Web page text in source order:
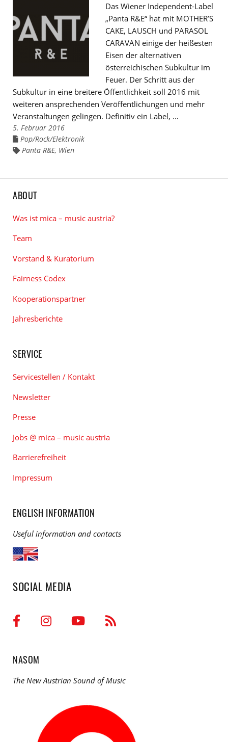
Das Wiener Independent-Label
„Panta R&E“ hat mit MOTHER’S
CAKE, LAUSCH und PARASOL
CARAVAN einige der heißesten
Eisen der alternativen
österreichischen Subkultur im
Feuer. Der Schritt aus der
Subkultur in eine breitere Öffentlichkeit soll 2016 mit
weiteren ansprechenden Veröffentlichungen und mehr
Veranstaltungen gelingen. Definitiv ein Label, …
5. Februar 2016
Links
den
Pop/Rock/Elektronik
Links
Panta R&E, Wien
ABOUT
Was ist mica – music austria?
Team
Vorstand & Kuratorium
Fairness Codex
Kooperationspartner
Jahresberichte
SERVICE
Servicestellen / Kontakt
Newsletter
Presse
Jobs @ mica – music austria
Barrierefreiheit
Impressum
ENGLISH INFORMATION
Useful information and contacts
SOCIAL MEDIA
NASOM
The New Austrian Sound of Music